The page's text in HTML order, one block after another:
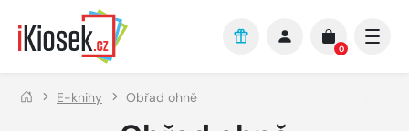
Přejít na hlavní obsah
0
E-knihy Obřad ohně